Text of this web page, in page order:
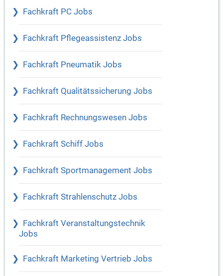
Fachkraft PC Jobs
Fachkraft Pflegeassistenz Jobs
Fachkraft Pneumatik Jobs
Fachkraft Qualitätssicherung Jobs
Fachkraft Rechnungswesen Jobs
Fachkraft Schiff Jobs
Fachkraft Sportmanagement Jobs
Fachkraft Strahlenschutz Jobs
Fachkraft Veranstaltungstechnik
Jobs
Fachkraft Marketing Vertrieb Jobs